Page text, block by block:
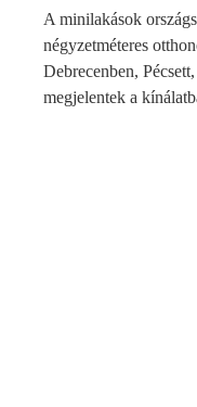
A minilakások
négyzetméteres
Debrecenben,
megjelentek a